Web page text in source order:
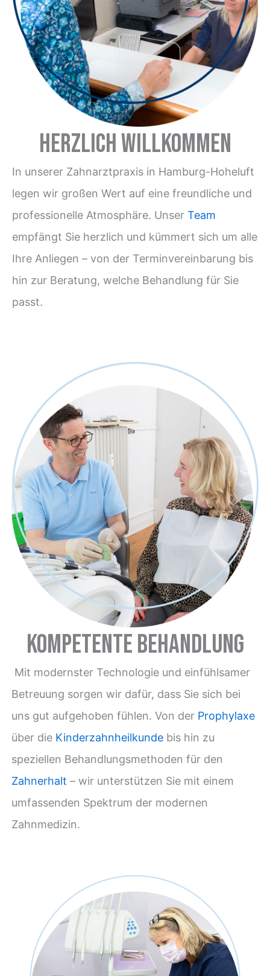
Herzlich Willkommen
In unserer Zahnarztpraxis in Hamburg-Hoheluft
legen wir großen Wert auf eine freundliche und
professionelle Atmosphäre. Unser Team
empfängt Sie herzlich und kümmert sich um alle
Ihre Anliegen – von der Terminvereinbarung bis
hin zur Beratung, welche Behandlung für Sie
passt.
Kompetente Behandlung
Mit modernster Technologie und einfühlsamer
Betreuung sorgen wir dafür, dass Sie sich bei
uns gut aufgehoben fühlen. Von der Prophylaxe
über die Kinderzahnheilkundebis hin zu
speziellen Behandlungsmethoden für den
Zahnerhalt – wir unterstützen Sie mit einem
umfassenden Spektrum der modernen
Zahnmedizin.